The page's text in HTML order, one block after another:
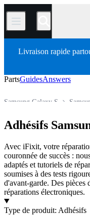
/
Livraison rapide
PartsGuidesAnswers
Samsung Galaxy S
Adhésifs
Avec iFixit, votre
couronnée de succès :
adaptés et tutoriels de
soumises à des tests
d'avant-garde. Des pièces
réparations électroniques.
Products
Type de produit: Adhésifs